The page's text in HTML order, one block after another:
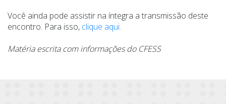
Você ainda pode assistir na íntegra a transmissão deste
encontro. Para isso, clique aqui.
Matéria escrita com informações do CFESS